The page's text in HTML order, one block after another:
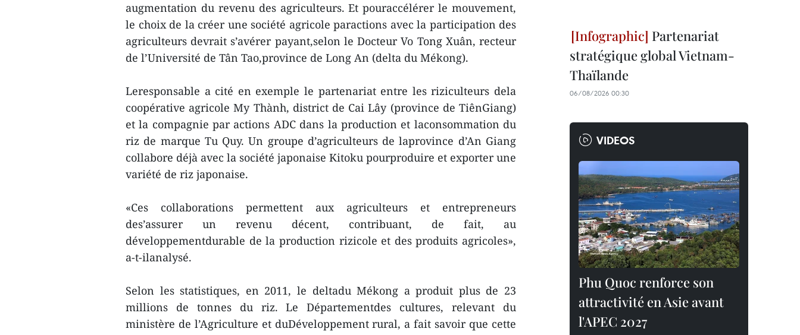
augmentation du revenu des agriculteurs. Et pouraccélérer le mouvement,
le choix de la créer une société agricole paractions avec la participation des
agriculteurs devrait s’avérer payant,selon le Docteur Vo Tong Xuân, recteur
de l’Université de Tân Tao,province de Long An (delta du Mékong).
Leresponsable a cité en exemple le partenariat entre les riziculteurs dela
coopérative agricole My Thành, district de Cai Lây (province de TiênGiang)
et la compagnie par actions ADC dans la production et laconsommation du
riz de marque Tu Quy. Un groupe d’agriculteurs de laprovince d’An Giang
collabore déjà avec la société japonaise Kitoku pourproduire et exporter une
variété de riz japonaise.
«Ces collaborations permettent aux agriculteurs et entrepreneurs
des’assurer un revenu décent, contribuant, de fait, au
développementdurable de la production rizicole et des produits agricoles»,
a-t-ilanalysé.
Selon les statistiques, en 2011, le deltadu Mékong a produit plus de 23
millions de tonnes du riz. Le Départementdes cultures, relevant du
ministère de l’Agriculture et duDéveloppement rural, a fait savoir que cette
Partenariat
stratégique global Vietnam-
Thaïlande
06/08/2026 00:30
VIDEOS
Phu Quoc renforce son
attractivité en Asie avant
l'APEC 2027